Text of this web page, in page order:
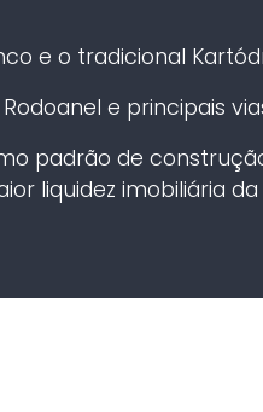
e o tradicional
e principais
padrão de
liquidez imobiliária da